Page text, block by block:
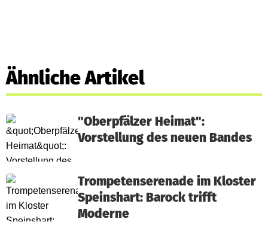
Ähnliche Artikel
"Oberpfälzer Heimat":
Vorstellung des neuen Bandes
Trompetenserenade im Kloster
Speinshart: Barock trifft
Moderne